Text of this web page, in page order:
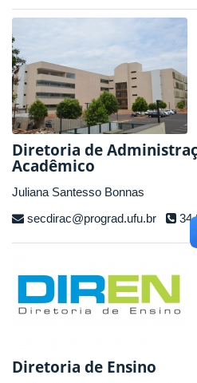
Diretoria de
Acadêmico
Juliana Santesso Bonnas
secdirac@prograd.ufu.br
34
Diretoria de Ensino